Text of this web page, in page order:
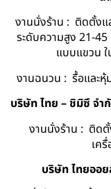
งานนั่งร้าน : ติดตั้งแ
ระดับความสูง 21-
แบบแขวน
งานฉนวน : รื้อและ
บริษัท ไทย – ชิมิซึ จำ
งานนั่งร้าน : ติด
เค
บริษัท ไทยออ